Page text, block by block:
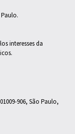
interesses da
906, São Paulo,